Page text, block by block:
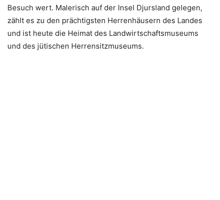
Besuch wert. Malerisch auf der Insel Djursland gelegen,
zählt es zu den prächtigsten Herrenhäusern des Landes
und ist heute die Heimat des Landwirtschaftsmuseums
und des jütischen Herrensitzmuseums.